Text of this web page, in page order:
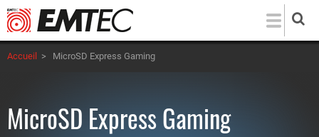
Aller
au
contenu
principal
Accueil > MicroSD Express Gaming
MicroSD Express Gaming